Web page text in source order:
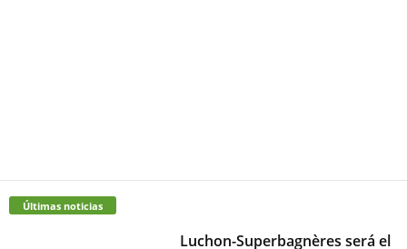
Últimas noticias
Luchon-Superbagnères será el